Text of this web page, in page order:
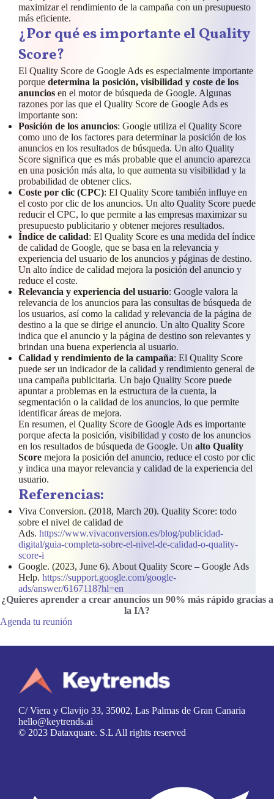
maximizar el rendimiento de la campaña con un presupuesto
más eficiente.
¿Por qué es importante el Quality
Score?
El Quality Score de Google Ads es especialmente importante
porque determina la posición, visibilidad y coste de los
anuncios en el motor de búsqueda de Google. Algunas
razones por las que el Quality Score de Google Ads es
importante son:
Posición de los anuncios: Google utiliza el Quality Score
como uno de los factores para determinar la posición de los
anuncios en los resultados de búsqueda. Un alto Quality
Score significa que es más probable que el anuncio aparezca
en una posición más alta, lo que aumenta su visibilidad y la
probabilidad de obtener clics.
Coste por clic (CPC): El Quality Score también influye en
el costo por clic de los anuncios. Un alto Quality Score puede
reducir el CPC, lo que permite a las empresas maximizar su
presupuesto publicitario y obtener mejores resultados.
Índice de calidad: El Quality Score es una medida del índice
de calidad de Google, que se basa en la relevancia y
experiencia del usuario de los anuncios y páginas de destino.
Un alto índice de calidad mejora la posición del anuncio y
reduce el coste.
Relevancia y experiencia del usuario: Google valora la
relevancia de los anuncios para las consultas de búsqueda de
los usuarios, así como la calidad y relevancia de la página de
destino a la que se dirige el anuncio. Un alto Quality Score
indica que el anuncio y la página de destino son relevantes y
brindan una buena experiencia al usuario.
Calidad y rendimiento de la campaña: El Quality Score
puede ser un indicador de la calidad y rendimiento general de
una campaña publicitaria. Un bajo Quality Score puede
apuntar a problemas en la estructura de la cuenta, la
segmentación o la calidad de los anuncios, lo que permite
identificar áreas de mejora.
En resumen, el Quality Score de Google Ads es importante
porque afecta la posición, visibilidad y costo de los anuncios
en los resultados de búsqueda de Google. Un alto Quality
Score mejora la posición del anuncio, reduce el costo por clic
y indica una mayor relevancia y calidad de la experiencia del
usuario.
Referencias:
Viva Conversion. (2018, March 20). Quality Score: todo
sobre el nivel de calidad de
Ads. https://www.vivaconversion.es/blog/publicidad-
digital/guia-completa-sobre-el-nivel-de-calidad-o-quality-
score-i
Google. (2023, June 6). About Quality Score – Google Ads
Help. https://support.google.com/google-
ads/answer/6167118?hl=en
¿Quieres aprender a crear anuncios un 90% más rápido gracias a
la IA?
Agenda tu reunión
C/ Viera y Clavijo 33, 35002, Las Palmas de Gran Canaria
hello@keytrends.ai
© 2023 Dataxquare. S.L All rights reserved